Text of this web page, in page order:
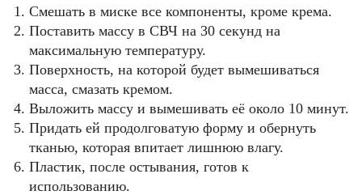
Смешать в миске все компоненты, кроме крема.
Поставить массу в СВЧ на 30 секунд на
максимальную температуру.
Поверхность, на которой будет вымешиваться
масса, смазать кремом.
Выложить массу и вымешивать её около 10 минут.
Придать ей продолговатую форму и обернуть
тканью, которая впитает лишнюю влагу.
Пластик, после остывания, готов к
использованию.